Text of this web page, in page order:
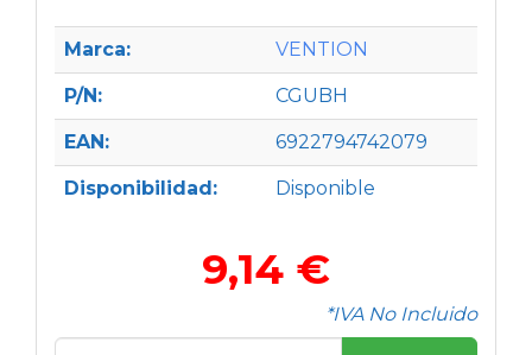
Marca: VENTION
P/N: CGUBH
EAN: 6922794742079
Disponibilidad: Disponible
9,14 €
*IVA No Incluido